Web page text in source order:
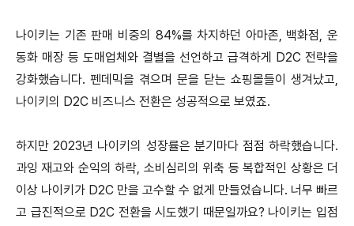
나이키는 기존 판매 비중의 84%를 차지하던 아마존, 백화점, 운
동화 매장 등 도매업체와 결별을 선언하고 급격하게 D2C 전략을
강화했습니다. 펜데믹을 겪으며 문을 닫는 쇼핑몰들이 생겨났고,
나이키의 D2C 비즈니스 전환은 성공적으로 보였죠.
하지만 2023년 나이키의 성장률은 분기마다 점점 하락했습니다.
과잉 재고와 순익의 하락, 소비심리의 위축 등 복합적인 상황은 더
이상 나이키가 D2C 만을 고수할 수 없게 만들었습니다. 너무 빠르
고 급진적으로 D2C 전환을 시도했기 때문일까요? 나이키는 입점